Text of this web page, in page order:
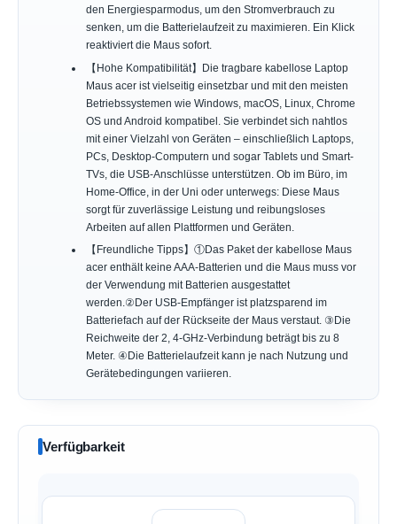
den Energiesparmodus, um den Stromverbrauch zu
senken, um die Batterielaufzeit zu maximieren. Ein Klick
reaktiviert die Maus sofort.
【Hohe Kompatibilität】Die tragbare kabellose Laptop
Maus acer ist vielseitig einsetzbar und mit den meisten
Betriebssystemen wie Windows, macOS, Linux, Chrome
OS und Android kompatibel. Sie verbindet sich nahtlos
mit einer Vielzahl von Geräten – einschließlich Laptops,
PCs, Desktop-Computern und sogar Tablets und Smart-
TVs, die USB-Anschlüsse unterstützen. Ob im Büro, im
Home-Office, in der Uni oder unterwegs: Diese Maus
sorgt für zuverlässige Leistung und reibungsloses
Arbeiten auf allen Plattformen und Geräten.
【Freundliche Tipps】①Das Paket der kabellose Maus
acer enthält keine AAA-Batterien und die Maus muss vor
der Verwendung mit Batterien ausgestattet
werden.②Der USB-Empfänger ist platzsparend im
Batteriefach auf der Rückseite der Maus verstaut. ③Die
Reichweite der 2, 4-GHz-Verbindung beträgt bis zu 8
Meter. ④Die Batterielaufzeit kann je nach Nutzung und
Gerätebedingungen variieren.
Verfügbarkeit